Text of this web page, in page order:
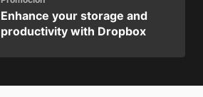
Enhance your storage and
productivity with Dropbox